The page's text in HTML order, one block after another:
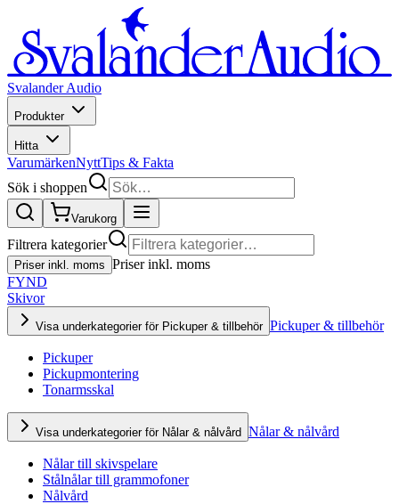
Svalander Audio
Produkter
Hitta
VarumärkenNyttTips & Fakta
Sök i shoppen
Varukorg
Filtrera kategorier
Priser inkl. moms Priser inkl. moms
FYND
Skivor
Visa underkategorier för Pickuper & tillbehör Pickuper & tillbehör
Pickuper
Pickupmontering
Tonarmsskal
Visa underkategorier för Nålar & nålvård Nålar & nålvård
Nålar till skivspelare
Stålnålar till grammofoner
Nålvård